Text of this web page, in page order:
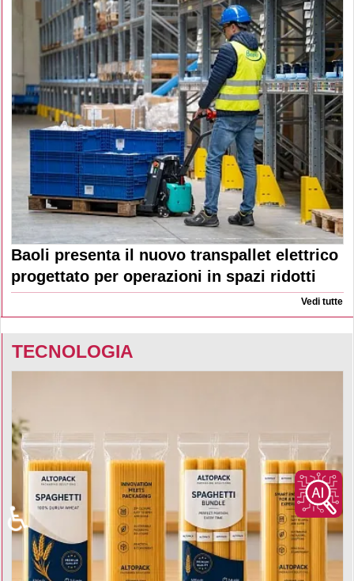
Baoli presenta il nuovo transpallet elettrico
progettato per operazioni in spazi ridotti
Vedi tutte
TECNOLOGIA